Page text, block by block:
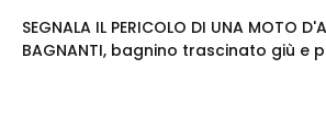
SEGNALA IL PERICOLO DI UNA MOTO
BAGNANTI, bagnino trascinato giù e